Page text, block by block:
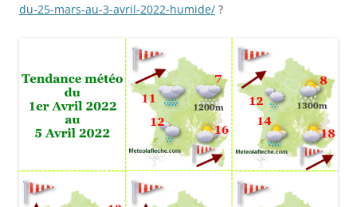
du-25-mars-au-3-avril-2022-humide/ ?